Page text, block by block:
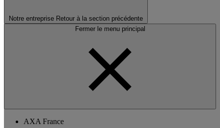
Notre entreprise Retour à la section précédente
Fermer le menu principal
AXA France